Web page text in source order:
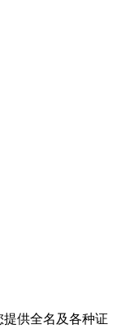
供全名及各种证